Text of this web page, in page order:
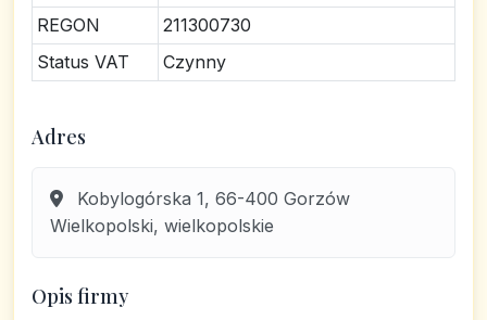
REGON
211300730
Status VAT
Czynny
Adres
Kobylogórska 1, 66-400 Gorzów
Wielkopolski, wielkopolskie
Opis firmy